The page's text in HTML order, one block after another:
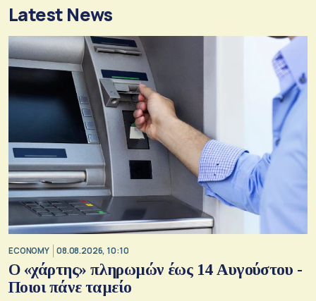
Latest News
ECONOMY 08.08.2026, 10:10
Ο «χάρτης» πληρωμών έως 14 Αυγούστου -
Ποιοι πάνε ταμείο